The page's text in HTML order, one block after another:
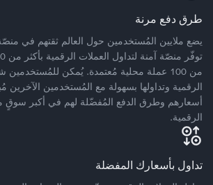
طرق دفع مرنة
من 100 عملة محلية مُعتمدة. يُمكن للمُستخدمين
الرقمية وتداولها بسهولة مع المُستخدمين الآخرين
أسعارهم وطرق الدفع المُفضّلة لهم في أكبر سوقٍ
الرقمية.
تداول بأسعارك المفضلة